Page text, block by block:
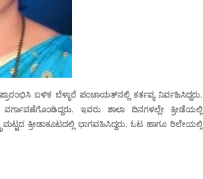
ಬಳಿಕ ಬೆಳ್ಳಾರೆ ಪಂಚಾಯತ್‌ನಲ್ಲಿ ಕರ್ತವ್ಯ ನಿರ್ವಹಿಸಿದ್ದರು.
ಇವರು ಶಾಲಾ ದಿನಗಳಲ್ಲೇ ಕ್ರೀಡೆಯಲ್ಲಿ
ಕ್ರೀಡಾಕೂಟದಲ್ಲಿ ಭಾಗವಹಿಸಿದ್ದರು. ಓಟ ಹಾಗೂ ರಿಲೇಯಲ್ಲಿ